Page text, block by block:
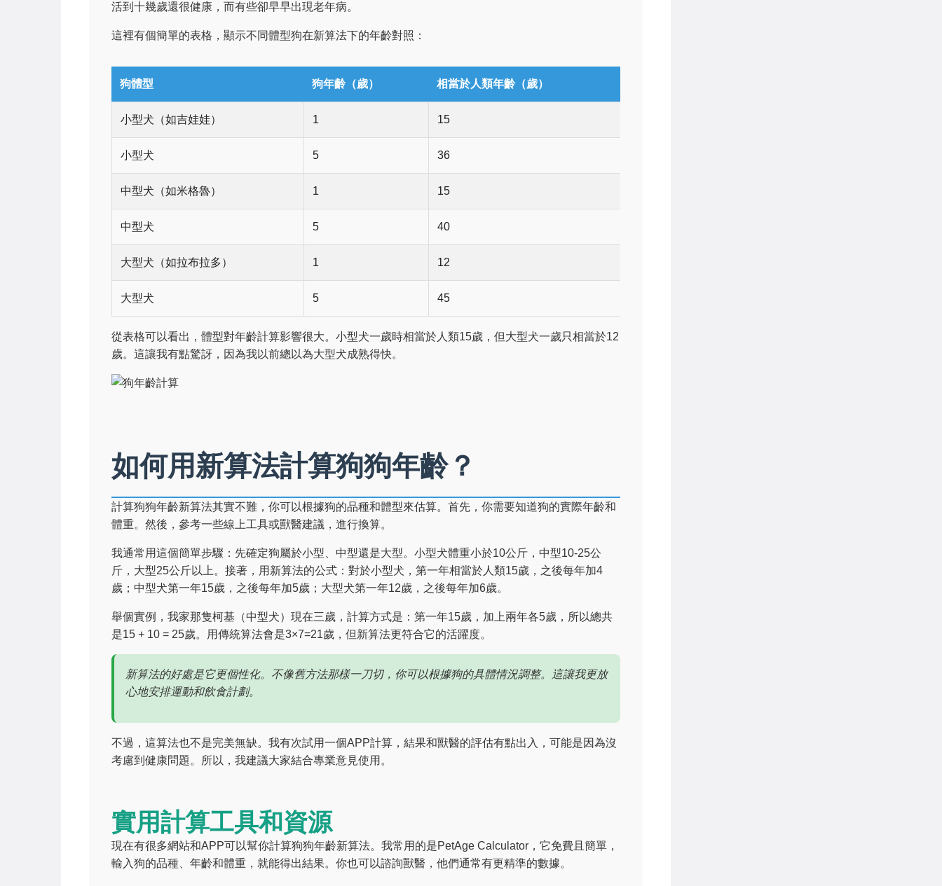
活到十幾歲還很健康，而有些卻早早出現老年病。
這裡有個簡單的表格，顯示不同體型狗在新算法下的年齡對照：
狗體型 狗年齡（歲） 相當於人類年齡（歲）
小型犬（如吉娃娃） 1 15
小型犬 5 36
中型犬（如米格魯） 1 15
中型犬 5 40
大型犬（如拉布拉多） 1 12
大型犬 5 45
從表格可以看出，體型對年齡計算影響很大。小型犬一歲時相當於人類15歲，但大型犬一歲只相當於12
歲。這讓我有點驚訝，因為我以前總以為大型犬成熟得快。
如何用新算法計算狗狗年齡？
計算狗狗年齡新算法其實不難，你可以根據狗的品種和體型來估算。首先，你需要知道狗的實際年齡和
體重。然後，參考一些線上工具或獸醫建議，進行換算。
我通常用這個簡單步驟：先確定狗屬於小型、中型還是大型。小型犬體重小於10公斤，中型10-25公
斤，大型25公斤以上。接著，用新算法的公式：對於小型犬，第一年相當於人類15歲，之後每年加4
歲；中型犬第一年15歲，之後每年加5歲；大型犬第一年12歲，之後每年加6歲。
舉個實例，我家那隻柯基（中型犬）現在三歲，計算方式是：第一年15歲，加上兩年各5歲，所以總共
是15 + 10 = 25歲。用傳統算法會是3×7=21歲，但新算法更符合它的活躍度。
新算法的好處是它更個性化。不像舊方法那樣一刀切，你可以根據狗的具體情況調整。這讓我更放
心地安排運動和飲食計劃。
不過，這算法也不是完美無缺。我有次試用一個APP計算，結果和獸醫的評估有點出入，可能是因為沒
考慮到健康問題。所以，我建議大家結合專業意見使用。
實用計算工具和資源
現在有很多網站和APP可以幫你計算狗狗年齡新算法。我常用的是PetAge Calculator，它免費且簡單，
輸入狗的品種、年齡和體重，就能得出結果。你也可以諮詢獸醫，他們通常有更精準的數據。